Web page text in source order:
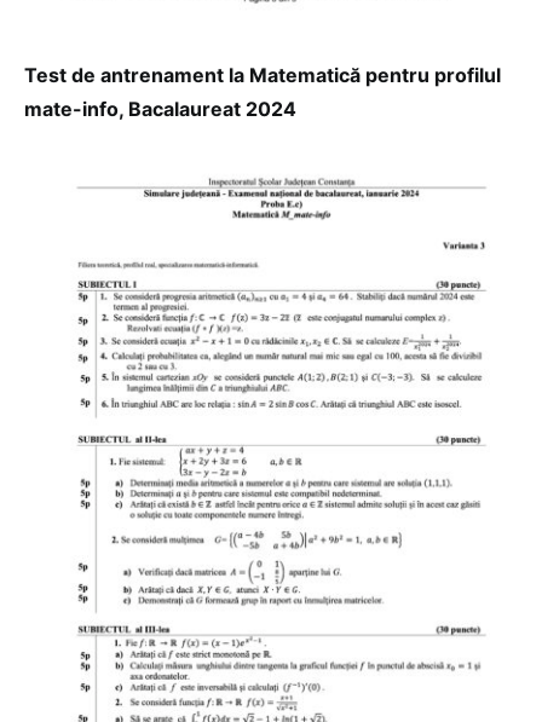
Test de antrenament la Matematică pentru profilul
mate-info, Bacalaureat 2024